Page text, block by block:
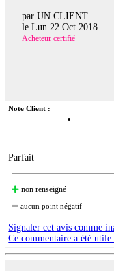
par UN CLIENT
le Lun 22 Oct 2018
Acheteur certifié
Note Client :
Parfait
non renseigné
aucun point négatif
Signaler cet avis comme
Ce commentaire a été